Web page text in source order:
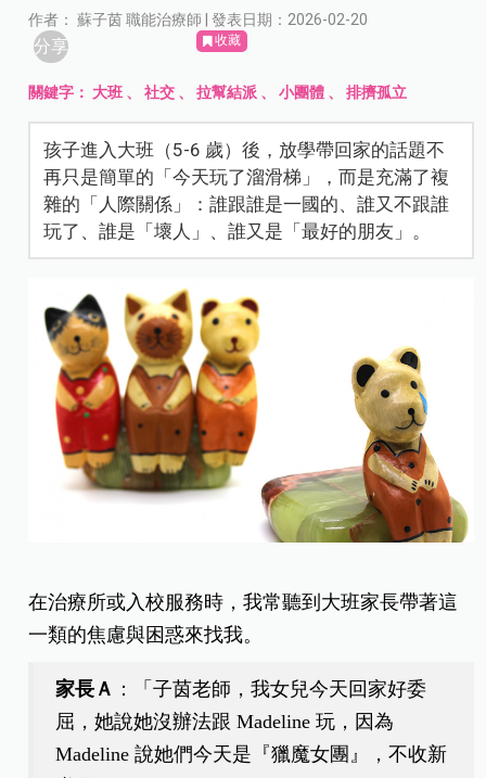
作者： 蘇子茵 職能治療師 | 發表日期：2026-02-20
分享 收藏
關鍵字： 大班 、社交 、拉幫結派 、小團體 、排擠孤立
孩子進入大班（5-6 歲）後，放學帶回家的話題不
再只是簡單的「今天玩了溜滑梯」，而是充滿了複
雜的「人際關係」：誰跟誰是一國的、誰又不跟誰
玩了、誰是「壞人」、誰又是「最好的朋友」。
在治療所或入校服務時，我常聽到大班家長帶著這
一類的焦慮與困惑來找我。
家長Ａ ：「子茵老師，我女兒今天回家好委
屈，她說她沒辦法跟 Madeline 玩，因為
Madeline 說她們今天是『獵魔女團』，不收新